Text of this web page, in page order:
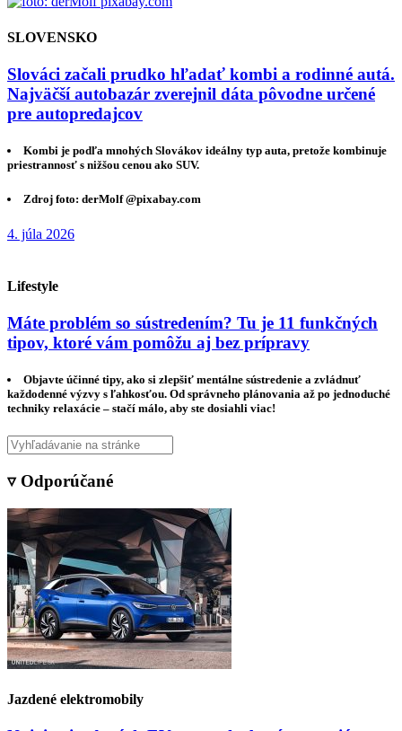
SLOVENSKO
Slováci začali prudko hľadať kombi a rodinné autá.
Najväčší autobazár zverejnil dáta pôvodne určené
pre autopredajcov
Kombi je podľa mnohých Slovákov ideálny typ auta, pretože kombinuje
priestrannosť s nižšou cenou ako SUV.
Zdroj foto: derMolf @pixabay.com
4. júla 2026
Lifestyle
Máte problém so sústredením? Tu je 11 funkčných
tipov, ktoré vám pomôžu aj bez prípravy
Objavte účinné tipy, ako si zlepšiť mentálne sústredenie a zvládnuť
každodenné výzvy s ľahkosťou. Od správneho plánovania až po jednoduché
techniky relaxácie – stačí málo, aby ste dosiahli viac!
▿ Odporúčané
Jazdené elektromobily